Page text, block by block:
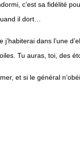
c’est sa fidélité
il dort…
dans l’une
Tu auras, toi, des
et si le général